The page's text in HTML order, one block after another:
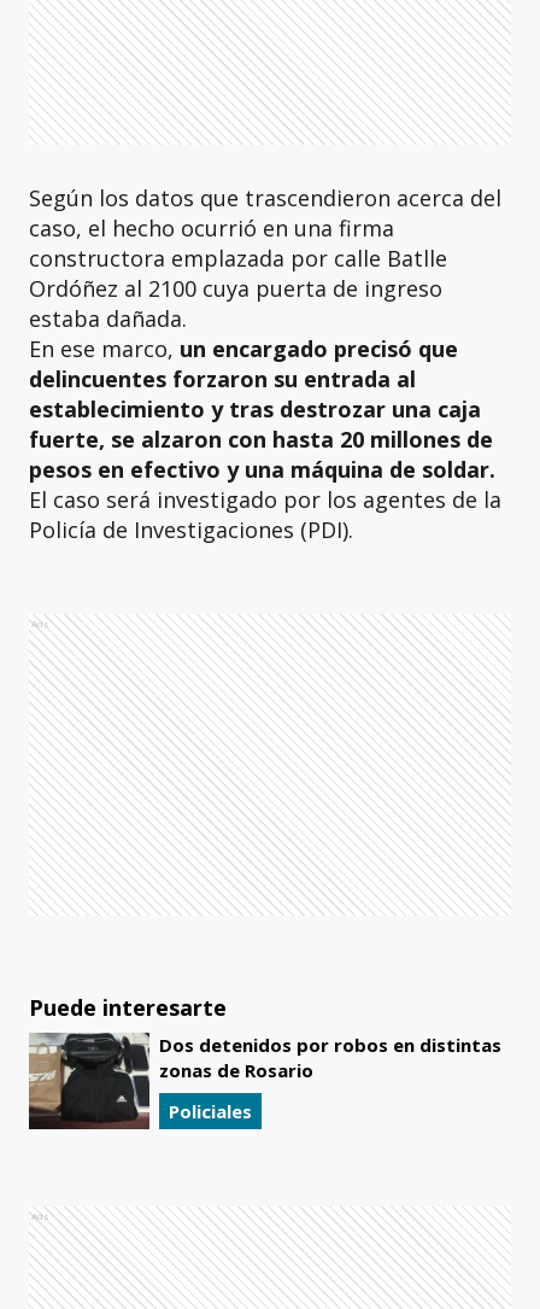
Según los datos que trascendieron acerca del
caso, el hecho ocurrió en una firma
constructora emplazada por calle Batlle
Ordóñez al 2100 cuya puerta de ingreso
estaba dañada.
En ese marco, un encargado precisó que
delincuentes forzaron su entrada al
establecimiento y tras destrozar una caja
fuerte, se alzaron con hasta 20 millones de
pesos en efectivo y una máquina de soldar.
El caso será investigado por los agentes de la
Policía de Investigaciones (PDI).
Ads
Puede interesarte
Dos detenidos por robos en distintas
zonas de Rosario
Policiales
Ads